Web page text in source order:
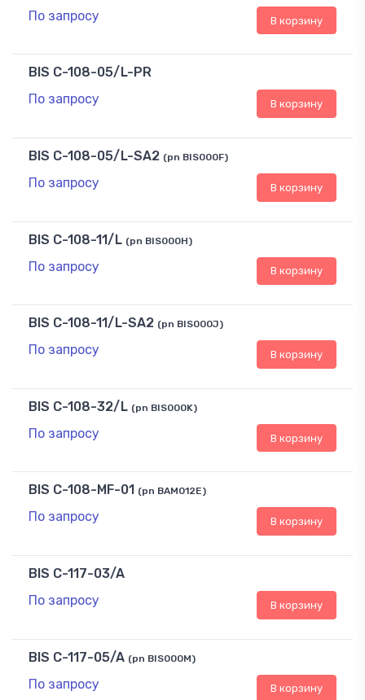
По запросу В корзину
BIS C-108-05/L-PR
По запросу
В корзину
BIS C-108-05/L-SA2 (pn BIS000F)
По запросу В корзину
BIS C-108-11/L (pn BIS000H)
По запросу В корзину
BIS C-108-11/L-SA2 (pn BIS000J)
По запросу В корзину
BIS C-108-32/L (pn BIS000K)
По запросу В корзину
BIS C-108-MF-01 (pn BAM012E)
По запросу В корзину
BIS C-117-03/A
По запросу
В корзину
BIS C-117-05/A (pn BIS000M)
По запросу В корзину